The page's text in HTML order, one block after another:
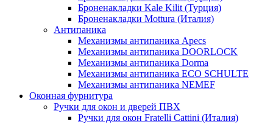
Броненакладки Kale Kilit (Турция)
Броненакладки Mottura (Италия)
Антипаника
Механизмы антипаника Apecs
Механизмы антипаника DOORLOCK
Механизмы антипаника Dorma
Механизмы антипаника ECO SCHULTE
Механизмы антипаника NEMEF
Оконная фурнитура
Ручки для окон и дверей ПВХ
Ручки для окон Fratelli Cattini (Италия)